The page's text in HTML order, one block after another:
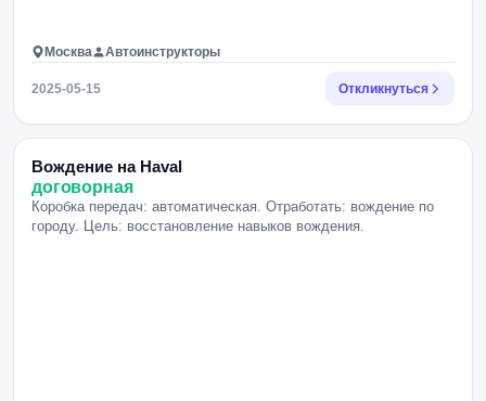
Москва Автоинструкторы
2025-05-15 Откликнуться
Вождение на Haval
договорная
Коробка передач: автоматическая. Отработать: вождение по
городу. Цель: восстановление навыков вождения.